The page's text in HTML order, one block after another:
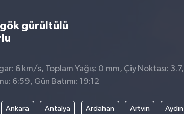
gürültülü
6 km/s, Toplam Yağış: 0 mm, Çiy Noktası: 3.7,
6:59, Gün Batımı: 19:12
Ankara Antalya Ardahan Artvin Aydın